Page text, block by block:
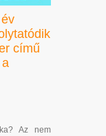
című
Az nem